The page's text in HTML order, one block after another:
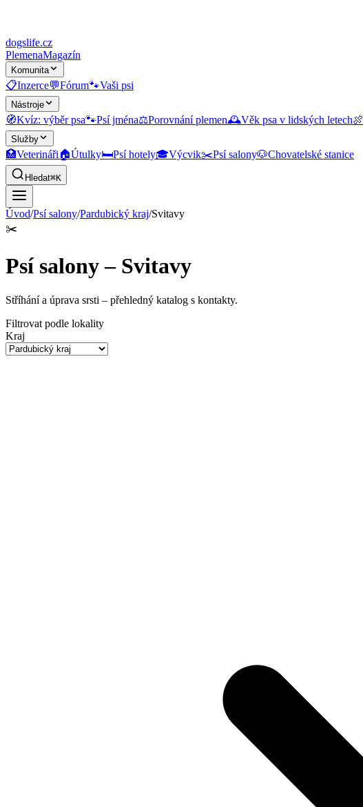
dogslife.cz
PlemenaMagazín
Komunita
📋Inzerce💬Fórum🐾Vaši psi
Nástroje
🧭Kvíz: výběr psa🐾Psí jména⚖️Porovnání plemen🕰️Věk psa v lidských letech🍖
Služby
🏥Veterináři🏠Útulky🛏️Psí hotely🎓Výcvik✂️Psí salony🐶Chovatelské stanice
Hledat⌘K
Úvod/Psí salony/Pardubický kraj/Svitavy
✂️
Psí salony – Svitavy
Stříhání a úprava srsti – přehledný katalog s kontakty.
Filtrovat podle lokality
Kraj